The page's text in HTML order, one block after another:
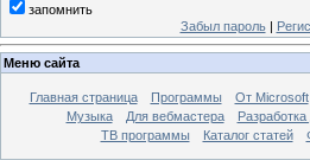
запомнить
Забыл пароль|
Меню сайта
Главная страница Программы От Microsoft
Музыка
Для вебмастера
ТВ программы
Каталог статей